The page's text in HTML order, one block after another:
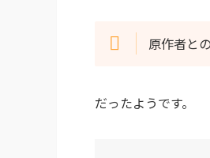
原作者と
だったようです。